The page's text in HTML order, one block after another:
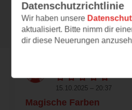
15.10.2025 – 20:37
Magische Farben
Datenschutzrichtlinie
Wir haben unsere
aktualisiert. Bitte nimm dir
dir diese Neuerungen